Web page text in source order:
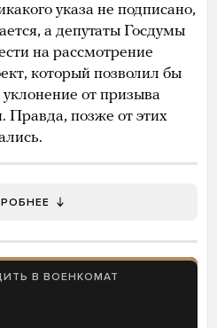
указа не подписано,
а депутаты Госдумы
на рассмотрение
который позволил бы
от призыва
Правда, позже от этих
В ВОЕНКОМАТ